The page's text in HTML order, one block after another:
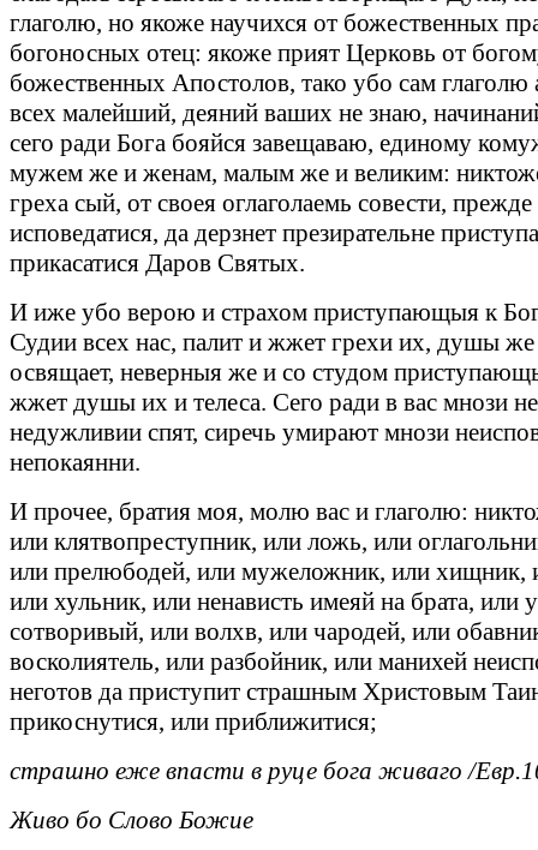
глаголю, но якоже научихся от божественных
богоносных отец: якоже прият Церковь от
божественных Апостолов, тако убо сам
всех малейший, деяний ваших не знаю,
сего ради Бога бояйся завещаваю, единому
мужем же и женам, малым же и великим:
греха сый, от своея оглаголаемь совести,
исповедатися, да дерзнет презирательне
прикасатися Даров Святых.
И иже убо верою и страхом приступающыя к
Судии всех нас, палит и жжет грехи их, душы
освящает, неверныя же и со студом
жжет душы их и телеса. Сего ради в вас мнози
недужливии спят, сиречь умирают мнози
непокаянни.
И прочее, братия моя, молю вас и глаголю:
или клятвопреступник, или ложь, или
или прелюбодей, или мужеложник, или хищник,
или хульник, или ненависть имеяй на брата, или
сотворивый, или волхв, или чародей, или
восколиятель, или разбойник, или манихей
неготов да приступит страшным Христовым
прикоснутися, или приближитися;
страшно еже впасти в руце бога живаго /
Живо бо Слово Божие